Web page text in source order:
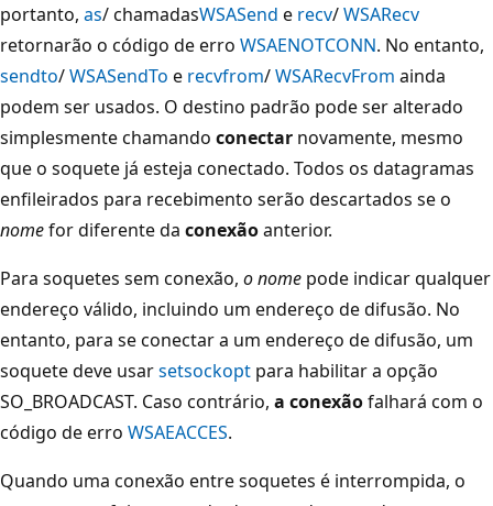
portanto, as/ chamadasWSASend e recv/WSARecv
retornarão o código de erro WSAENOTCONN. No entanto,
sendto/WSASendTo e recvfrom/WSARecvFrom ainda
podem ser usados. O destino padrão pode ser alterado
simplesmente chamando conectar novamente, mesmo
que o soquete já esteja conectado. Todos os datagramas
enfileirados para recebimento serão descartados se o
nomefor diferente da conexãoanterior.
Para soquetes sem conexão, o nome pode indicar qualquer
endereço válido, incluindo um endereço de difusão. No
entanto, para se conectar a um endereço de difusão, um
soquete deve usarsetsockopt para habilitar a opção
SO_BROADCAST. Caso contrário, a conexãofalhará com o
código de erro WSAEACCES.
Quando uma conexão entre soquetes é interrompida, o